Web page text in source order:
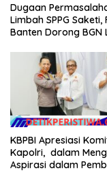
Dugaan
Limbah SPPG Saketi,
Banten Dorong BGN
KBPBI Apresiasi
Kapolri, dalam
Aspirasi dalam